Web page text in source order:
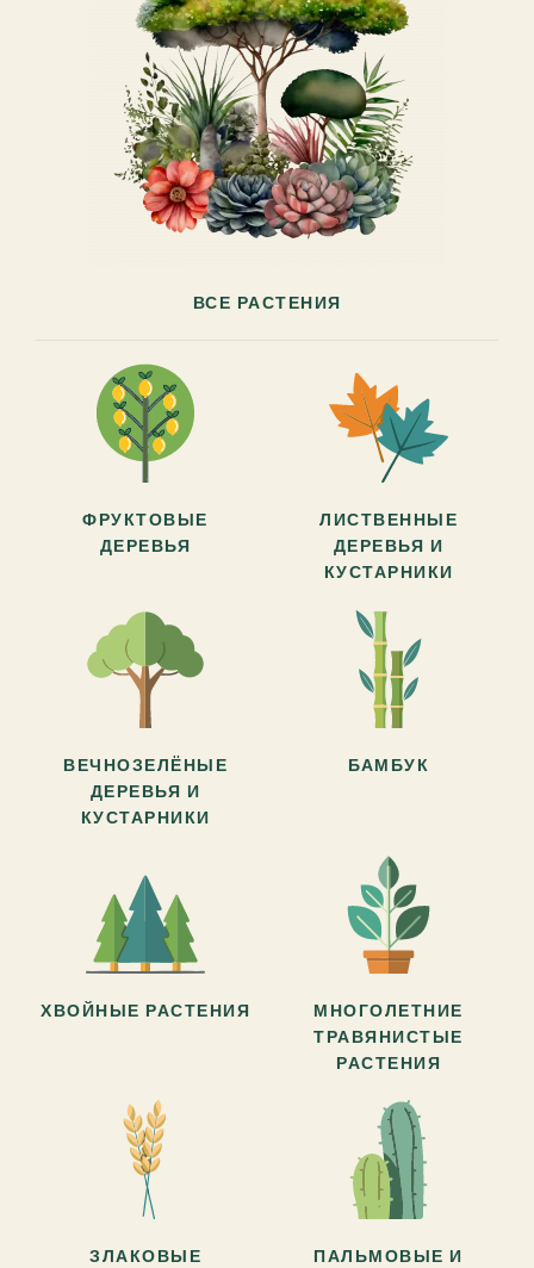
ВСЕ РАСТЕНИЯ
ФРУКТОВЫЕ
ДЕРЕВЬЯ
ЛИСТВЕННЫЕ
ДЕРЕВЬЯ И
КУСТАРНИКИ
ВЕЧНОЗЕЛЁНЫЕ
ДЕРЕВЬЯ И
КУСТАРНИКИ
БАМБУК
ХВОЙНЫЕ РАСТЕНИЯ
МНОГОЛЕТНИЕ
ТРАВЯНИСТЫЕ
РАСТЕНИЯ
ЗЛАКОВЫЕ
ПАЛЬМОВЫЕ И